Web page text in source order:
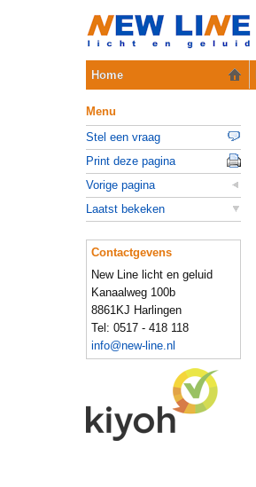
Home
Menu
Stel een vraag
Print deze pagina
Vorige pagina
Laatst bekeken
Contactgevens
New Line licht en geluid
Kanaalweg 100b
8861KJ Harlingen
Tel: 0517 - 418 118
info@new-line.nl